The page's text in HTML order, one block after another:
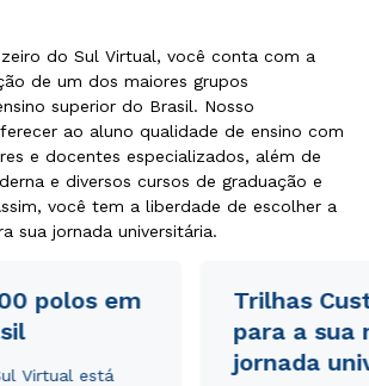
do Sul Virtual, você conta com a
de um dos maiores grupos
superior do Brasil. Nosso
ao aluno qualidade de ensino com
e docentes especializados, além de
e diversos cursos de graduação e
você tem a liberdade de escolher a
sua jornada universitária.
polos em
Virtual está
Trilhas
para a sua
jornada
ou
com a Política de Privacidade.